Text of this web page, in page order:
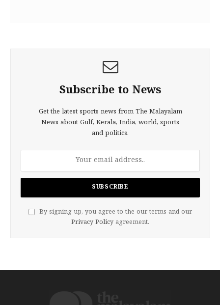
Subscribe to News
Get the latest sports news from The Malayalam
News about Gulf, Kerala, India, world, sports
and politics.
By signing up, you agree to the our terms and our
Privacy Policy agreement.